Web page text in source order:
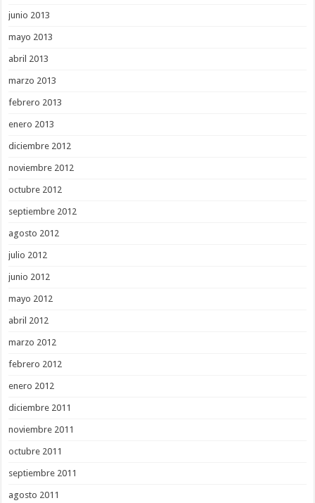
junio 2013
mayo 2013
abril 2013
marzo 2013
febrero 2013
enero 2013
diciembre 2012
noviembre 2012
octubre 2012
septiembre 2012
agosto 2012
julio 2012
junio 2012
mayo 2012
abril 2012
marzo 2012
febrero 2012
enero 2012
diciembre 2011
noviembre 2011
octubre 2011
septiembre 2011
agosto 2011